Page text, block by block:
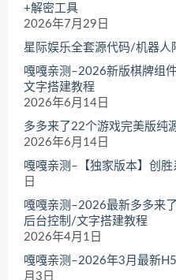
+解密工具
2026年7月29日
星际娱乐全套源代码/机器人
嘎嘎亲测–2026新版棋牌组
文字搭建教程
2026年6月14日
多多来了22个游戏完美版纯
2026年6月14日
嘎嘎亲测–【独家版本】创
日
嘎嘎亲测–2026最新多多来
后台控制/文字搭建教程
2026年4月1日
嘎嘎亲测–2026年3月最新
月3日